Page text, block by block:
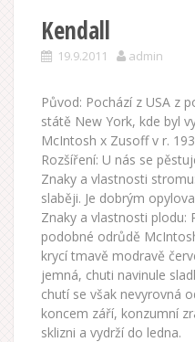
Kendall
19.9.2011 admin
Původ: Pochází z USA z
státě New York, kde byl
McIntosh x Zusoff v r.
Rozšíření: U nás se
Znaky a vlastnosti
slaběji. Je dobrým
Znaky a vlastnosti plodu:
podobné odrůdě
krycí tmavě modravě
jemná, chuti navinule
chutí se však nevyrovná
koncem září, konzumní
sklizni a vydrží do ledna.